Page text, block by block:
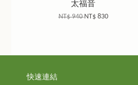
太福音
NT$ 940NT$ 830
快速連結